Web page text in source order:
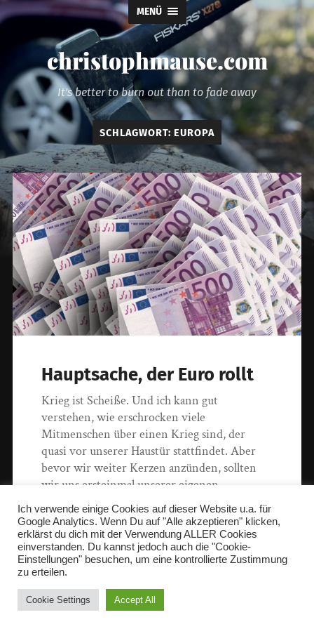
MENÜ
christophmause.com
It's better to burn out than to fade away
SCHLAGWORT: EUROPA
Hauptsache, der Euro rollt
Krieg ist Scheiße. Und ich kann gut
verstehen, wie erschrocken viele
Mitmenschen über einen Krieg sind, der
quasi vor unserer Haustür stattfindet. Aber
bevor wir weiter Kerzen anzünden, sollten
wir uns ersteinmal unserer eigenen
Scheinheiligkeit bewußt werden.
26. Februar 2022
© 2026christophmause.com.@christophmause@mastodon.social
Ich verwende einige Cookies auf dieser Website u.a. für
Google Analytics. Wenn Du auf "Alle akzeptieren" klicken,
erklärst du dich mit der Verwendung ALLER Cookies
einverstanden. Du kannst jedoch auch die "Cookie-
Einstellungen" besuchen, um eine kontrollierte Zustimmung
zu erteilen.
Cookie Settings Accept All